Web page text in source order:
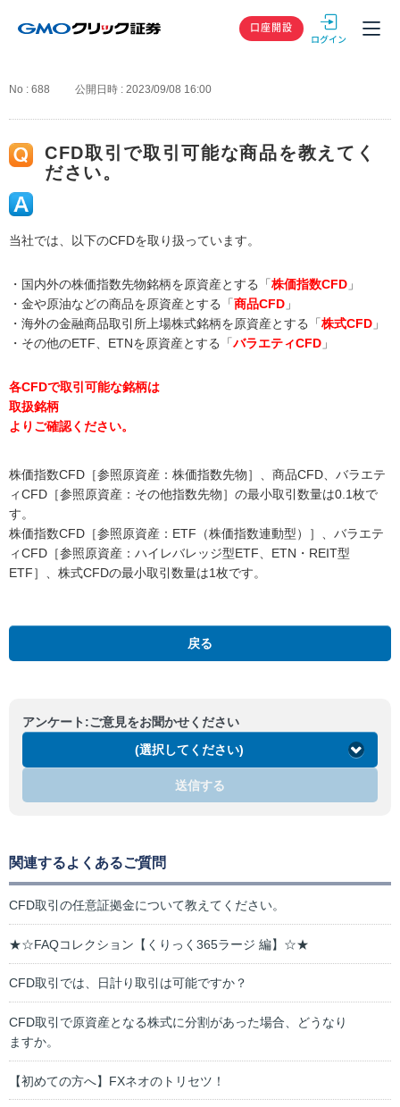
GMOクリック
口座開設
No : 688 公開日時 : 2023/09/08 16:00
CFD取引で取引可能な商品を教えてく
ださい。
当社では、以下のCFDを取り扱っています。
・国内外の株価指数先物銘柄を原資産とする「株価指数CFD 」
・金や原油などの商品を原資産とする「商品CFD 」
・海外の金融商品取引所上場株式銘柄を原資産とする「株式CFD 」
・その他のETF、ETNを原資産とする「バラエティCFD 」
各CFDで取引可能な銘柄は
取扱銘柄
よりご確認ください。
株価指数CFD［参照原資産：株価指数先物］、商品CFD、バラエテ
ィCFD［参照原資産：その他指数先物］の最小取引数量は0.1枚で
す。
株価指数CFD［参照原資産：ETF（株価指数連動型）］、バラエテ
ィCFD［参照原資産：ハイレバレッジ型ETF、ETN・REIT型
ETF］、株式CFDの最小取引数量は1枚です。
戻る
アンケート:ご意見をお聞かせください
(選択してください)
送信する
関連するよくあるご質問
CFD取引の任意証拠金について教えてください。
★☆FAQコレクション【くりっく365ラージ 編】☆★
CFD取引では、日計り取引は可能ですか？
CFD取引で原資産となる株式に分割があった場合、どうなり
ますか。
【初めての方へ】FXネオのトリセツ！